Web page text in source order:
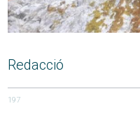
Redacció
197